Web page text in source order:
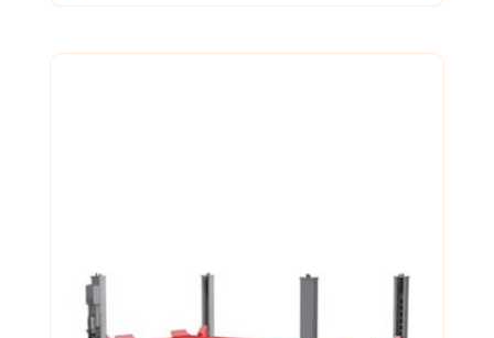
18,000.00 zł.17,000.00 zł.